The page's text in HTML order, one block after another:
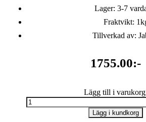
Lager: 3-7
Fraktvikt:
Tillverkad av:
1755.00:-
Lägg till i